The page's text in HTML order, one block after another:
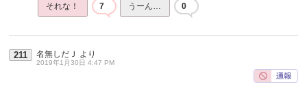
それな！ 7 うーん… 0
211 名無しだＪ より
2019年1月30日 4:47 PM